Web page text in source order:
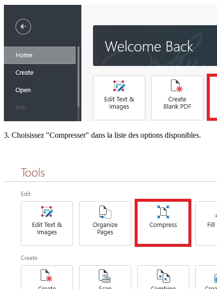
3. Choisissez "Compresser" dans la liste des options disponibles.